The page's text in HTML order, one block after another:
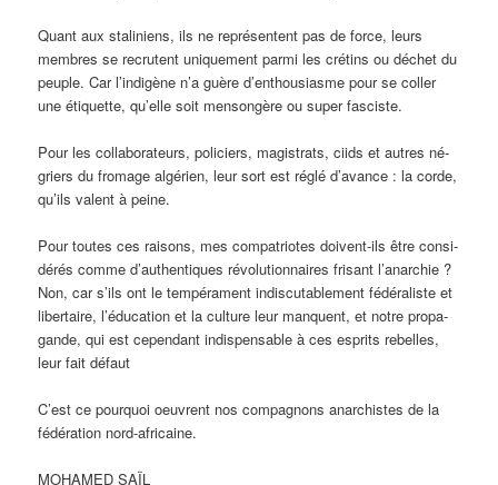
Quant aux staliniens, ils ne représentent pas de force, leurs
membres se recrutent uniquement parmi les crétins ou déchet du
peuple. Car l’indigène n’a guère d’enthousiasme pour se coller
une étiquette, qu’elle soit mensongère ou super fasciste.
Pour les collaborateurs, policiers, magistrats, ciids et autres né­
griers du fromage algérien, leur sort est réglé d’avance : la corde,
qu’ils valent à peine.
Pour toutes ces raisons, mes compatriotes doivent-ils être consi­
dérés comme d’authentiques révolutionnaires frisant l’anarchie ?
Non, car s’ils ont le tempérament indiscutablement fédéraliste et
libertaire, l’éducation et la culture leur manquent, et notre propa­
gande, qui est cependant indispensable à ces esprits rebelles,
leur fait défaut
C’est ce pourquoi oeuvrent nos compagnons anarchistes de la
fé­dération nord-africaine.
MOHAMED SAÏL